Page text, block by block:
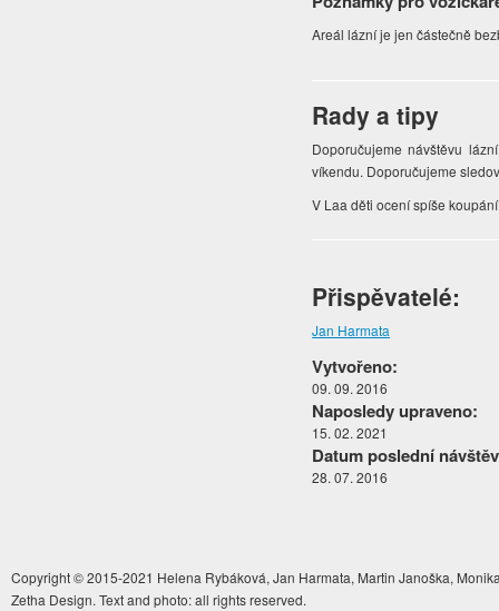
Areál lázní je jen částečně
Rady a tipy
Doporučujeme návštěvu
víkendu. Doporučujeme
V Laa děti ocení spíše
Přispěvatelé:
Jan Harmata
Vytvořeno:
09. 09. 2016
Naposledy upraveno:
15. 02. 2021
Datum poslední
28. 07. 2016
Copyright © 2015-2021 Helena Rybáková, Jan Harmata, Martin Janoška,
Zetha Design. Text and photo: all rights reserved.